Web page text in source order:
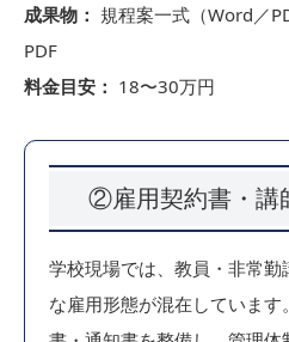
成果物： 規程案一式（Word／
PDF
料金目安： 18〜30万円
②雇用契約書・講
学校現場では、教員・非常
な雇用形態が混在していま